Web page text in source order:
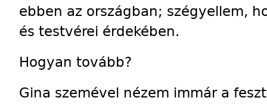
ebben az országban; szégyellem,
és testvérei érdekében.
Hogyan tovább?
Gina szemével nézem immár a